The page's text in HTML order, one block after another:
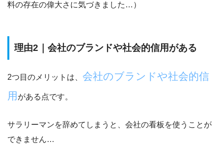
料の存在の偉大さに気づきました…）
理由2｜会社のブランドや社会的信用がある
2つ目のメリットは、 会社のブランドや社会的信
用 がある点です。
サラリーマンを辞めてしまうと、会社の看板を使うことが
できません…